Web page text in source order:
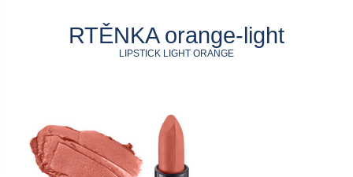
RTĚNKA orange-light
LIPSTICK LIGHT ORANGE